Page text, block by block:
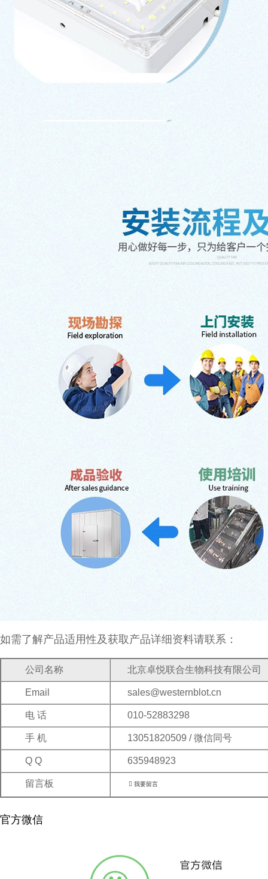
如需了解产品适用性及获取产品详细资料请联系：
公司名称 北京卓悦联合生物科技有限公司
Email sales@westernblot.cn
电 话 010-52883298
手 机 13051820509 / 微信同号
Q Q 635948923
留言板  我要留言
官方微信